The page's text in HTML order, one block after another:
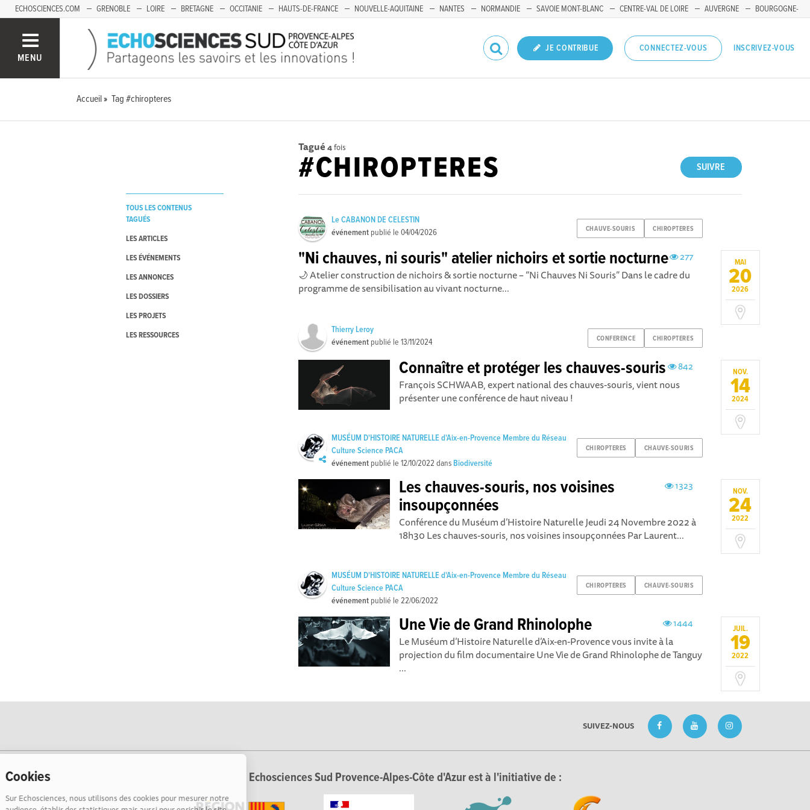
Cookies
Sur Echosciences, nous utilisons des cookies pour mesurer notre
ECHOSCIENCES.COM GRENOBLE LOIRE BRETAGNE OCCITANIE HAUTS-DE-FRANCE NOUVELLE-AQUITAINE NANTES NORMANDIE SAVOIE MONT-BLANC CENTRE-VAL DE LOIRE AUVERGNE
BOURGOGNE-
MENU
JE CONTRIBUE CONNECTEZ-VOUS INSCRIVEZ-VOUS
Accueil Tag #chiropteres
TOUS LES CONTENUS
TAGUÉS
LES ARTICLES
LES ÉVÉNEMENTS
LES ANNONCES
LES DOSSIERS
LES PROJETS
LES RESSOURCES
Tagué 4fois
SUIVRE
#CHIROPTERES
CHAUVE-SOURIS CHIROPTERES
Le CABANON DE CELESTIN
événement publié le04/04/2026
MAI
20
2026
277
"Ni chauves, ni souris" atelier nichoirs et sortie nocturne
🌙 Atelier construction de nichoirs & sortie nocturne – “Ni Chauves Ni Souris” Dans le cadre du
programme de sensibilisation au vivant nocturne...
CONFERENCE CHIROPTERES
Thierry Leroy
événement publié le13/11/2024
NOV.
14
2024
842
Connaître et protéger les chauves-souris
François SCHWAAB, expert national des chauves-souris, vient nous
présenter une conférence de haut niveau !
CHIROPTERES CHAUVE-SOURIS
MUSÉUM D'HISTOIRE NATURELLE d'Aix-en-Provence Membre du Réseau
Culture Science PACA
événement publié le12/10/2022 dans Biodiversité
NOV.
24
2022
1323
Les chauves-souris, nos voisines
insoupçonnées
Conférence du Muséum d’Histoire Naturelle Jeudi 24 Novembre 2022 à
18h30 Les chauves-souris, nos voisines insoupçonnées Par Laurent...
CHIROPTERES CHAUVE-SOURIS
MUSÉUM D'HISTOIRE NATURELLE d'Aix-en-Provence Membre du Réseau
Culture Science PACA
événement publié le22/06/2022
JUIL.
19
2022
1444
Une Vie de Grand Rhinolophe
Le Muséum d’Histoire Naturelle d’Aix-en-Provence vous invite à la
projection du film documentaire Une Vie de Grand Rhinolophe de Tanguy
...
SUIVEZ-NOUS
Echosciences Sud Provence-Alpes-Côte d'Azur est à l'initiative de :